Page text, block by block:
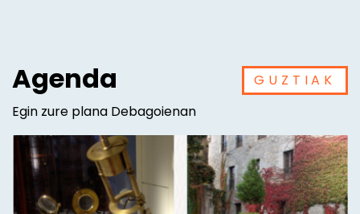
Agenda
Egin zure plana Debagoienan
GUZTIAK